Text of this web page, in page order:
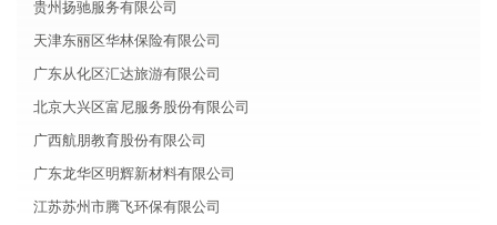
贵州扬驰服务有限公司
天津东丽区华林保险有限公司
广东从化区汇达旅游有限公司
北京大兴区富尼服务股份有限公司
广西航朋教育股份有限公司
广东龙华区明辉新材料有限公司
江苏苏州市腾飞环保有限公司